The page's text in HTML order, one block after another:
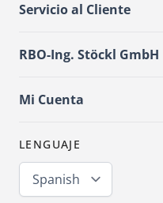
Servicio al Cliente
RBO-Ing. Stöckl GmbH
Mi Cuenta
LENGUAJE
Spanish